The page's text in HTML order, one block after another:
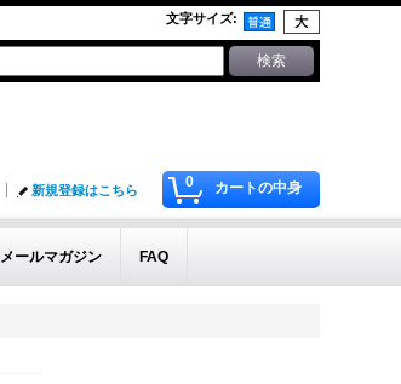
文字サイズ:
0 カートの中身
新規登録はこちら
メールマガジン FAQ